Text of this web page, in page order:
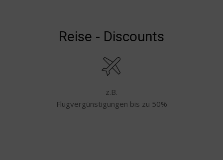
Reise - Discounts
z.B.
Flugvergünstigungen bis zu 50%